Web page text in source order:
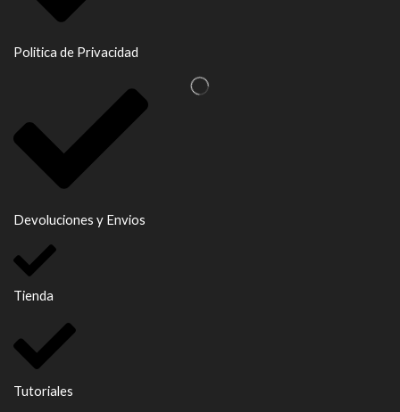
Politica de Privacidad
Devoluciones y Envios
Tienda
Tutoriales